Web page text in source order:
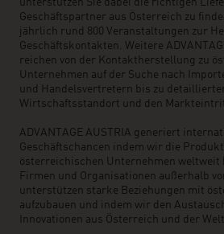
unterstützen Sie dabei die richtigen
Geschäftspartner aus Österreich zu
jährlich rund 800 Veranstaltungen zur
Geschäftskontakten. Weitere
reichen von der Kontaktherstellung zu
Unternehmen auf der Suche nach
und Handelsvertretern bis zu
Wirtschaftsstandort und den
ADVANTAGE AUSTRIA generiert
Geschäftschancen indem wir die
österreichischen Unternehmen weltweit
Firmen und Organisationen außerhalb
unterstützen starke Beziehungen mit
aufzubauen und indem wir den
Innovationen aus Österreich und der